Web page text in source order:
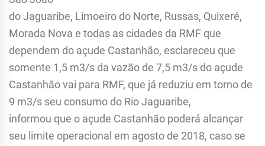
do Jaguaribe, Limoeiro do Norte, Russas, Quixeré,
Morada Nova e todas as cidades da RMF que
dependem do açude Castanhão, esclareceu que
somente 1,5 m3/s da vazão de 7,5 m3/s do açude
Castanhão vai para RMF, que já reduziu em torno de
9 m3/s seu consumo do Rio Jaguaribe,
informou que o açude Castanhão poderá alcançar
seu limite operacional em agosto de 2018, caso se